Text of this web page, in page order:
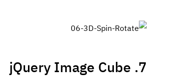
7. jQuery Image Cube